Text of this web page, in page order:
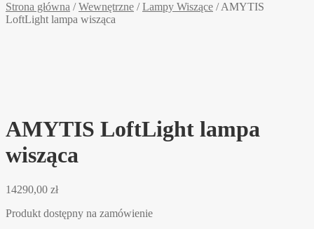
Strona główna /Wewnętrzne /Lampy Wiszące /AMYTIS
LoftLight lampa wisząca
AMYTIS LoftLight lampa
wisząca
14290,00 zł
Produkt dostępny na zamówienie